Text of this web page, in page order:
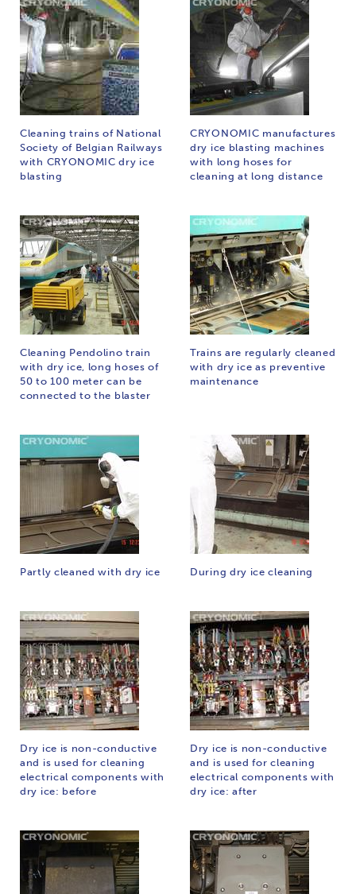
Cleaning trains of National
Society of Belgian Railways
with CRYONOMIC dry ice
blasting
CRYONOMIC manufactures
dry ice blasting machines
with long hoses for
cleaning at long distance
Cleaning Pendolino train
with dry ice, long hoses of
50 to 100 meter can be
connected to the blaster
Trains are regularly cleaned
with dry ice as preventive
maintenance
Partly cleaned with dry ice During dry ice cleaning
Dry ice is non-conductive
and is used for cleaning
electrical components with
dry ice: before
Dry ice is non-conductive
and is used for cleaning
electrical components with
dry ice: after